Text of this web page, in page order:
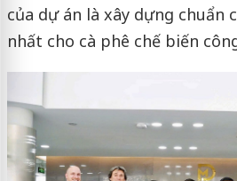
của dự án là xây dựng chuẩn
nhất cho cà phê chế biến